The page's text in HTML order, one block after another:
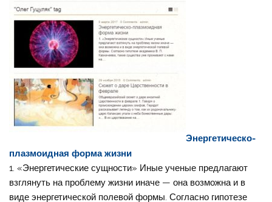
Энергетическо-
плазмоидная форма жизни
1. «Энергетические сущности» Иные ученые предлагают
взглянуть на проблему жизни иначе — она возможна и в
виде энергетической полевой формы. Согласно гипотезе